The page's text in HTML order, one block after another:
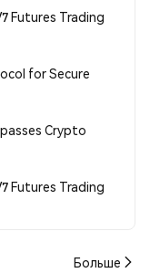
Futures Trading
for Secure
Crypto
Futures Trading
Больше